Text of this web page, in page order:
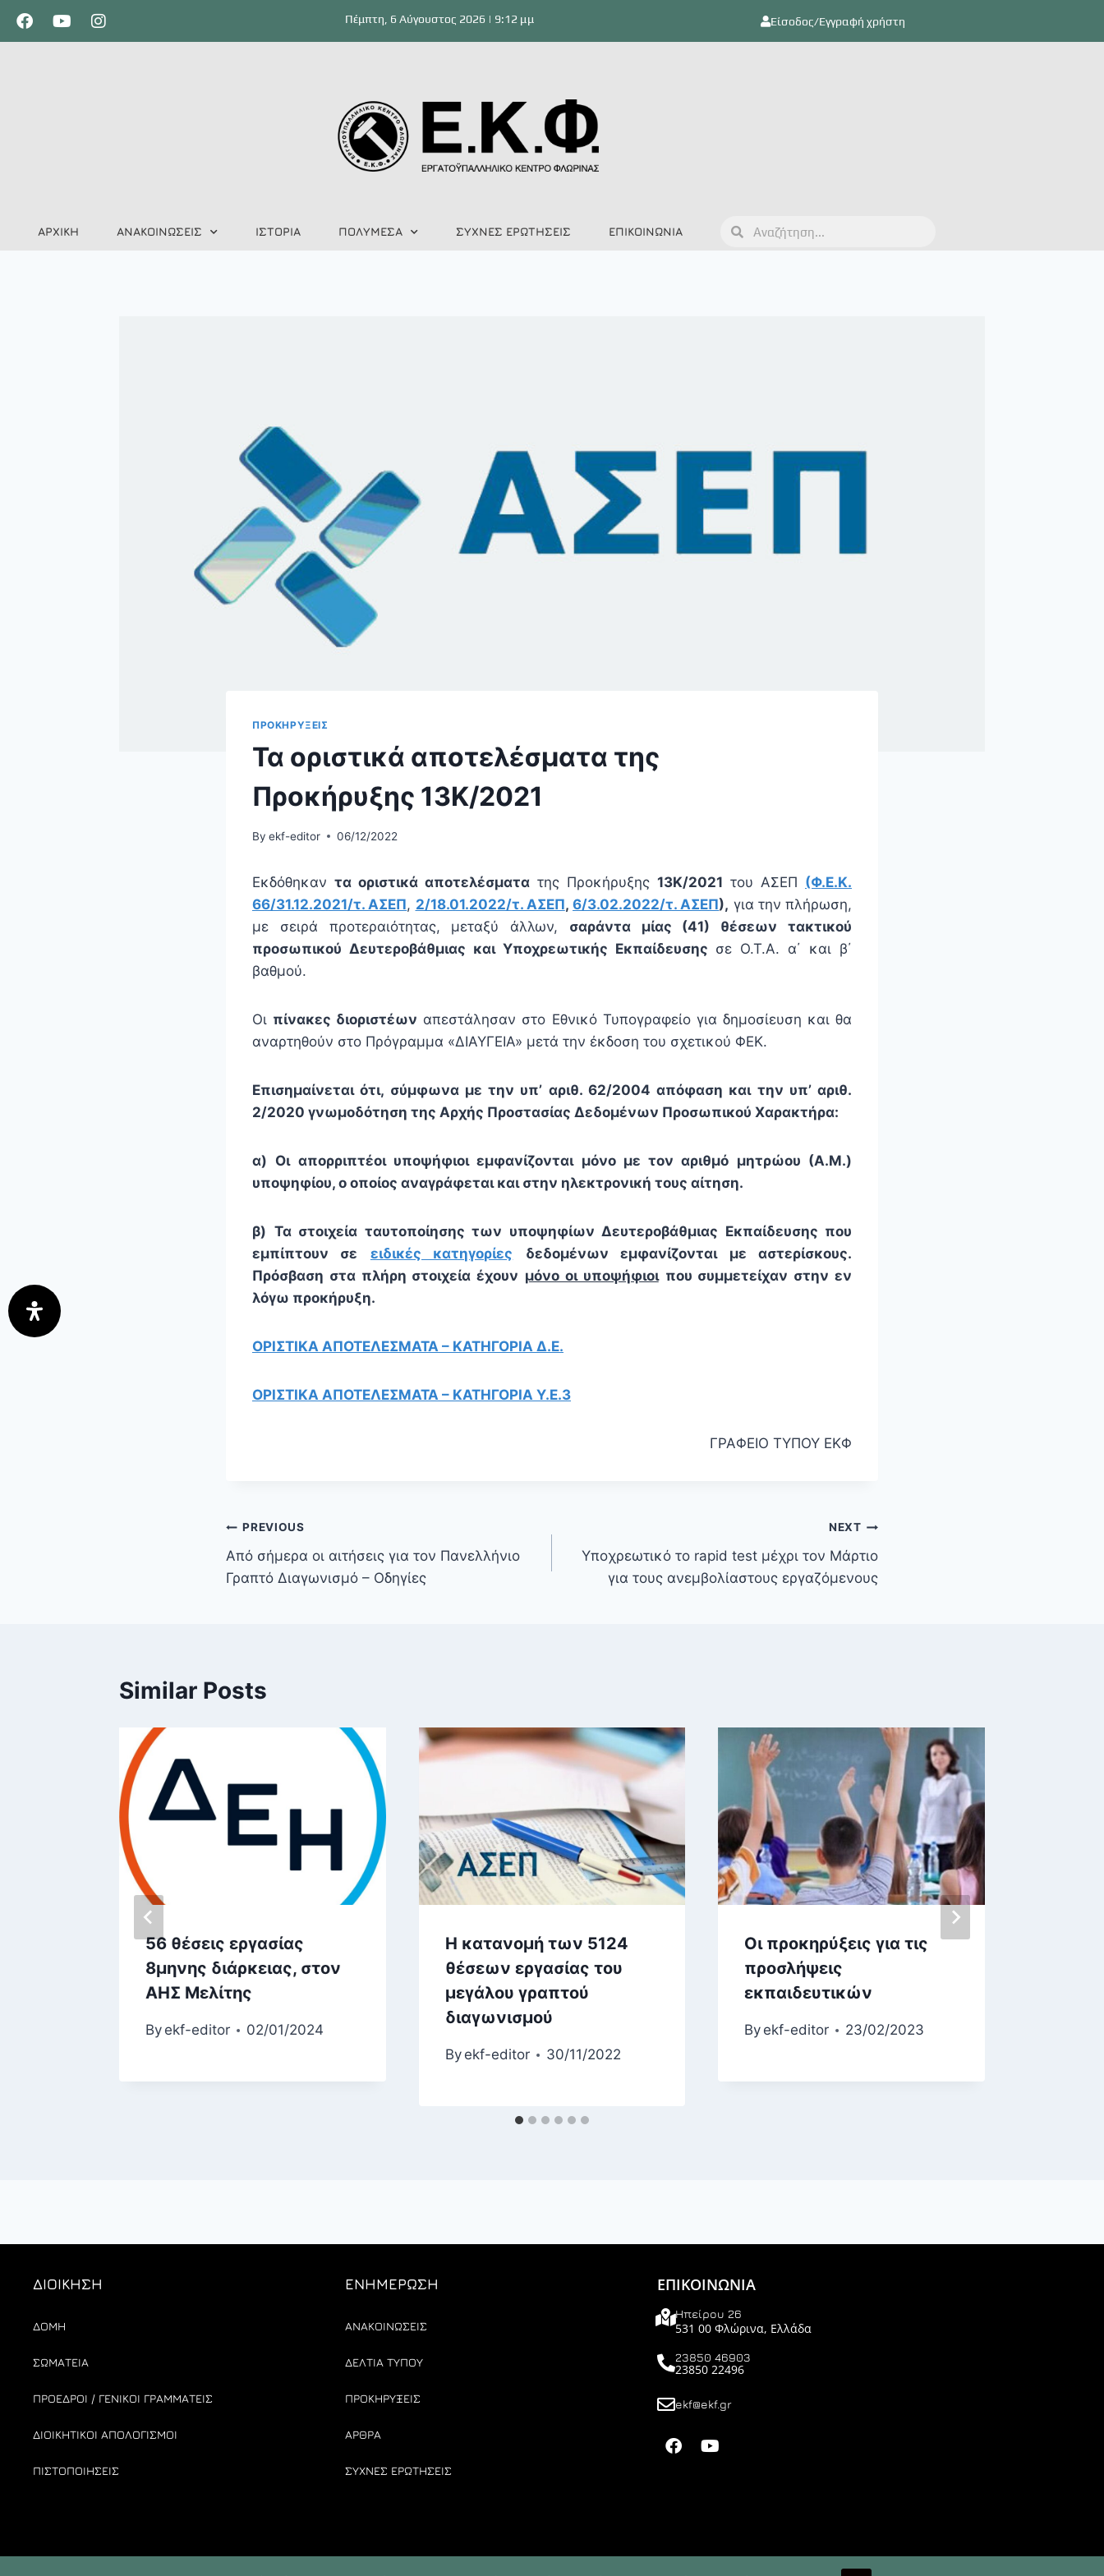
Πέμπτη, 6 Αύγουστος 2026 | 9:12 μμ Είσοδος/Εγγραφή χρήστη
ΑΡΧΙΚΗ ΑΝΑΚΟΙΝΩΣΕΙΣ ΙΣΤΟΡΙΑ ΠΟΛΥΜΕΣΑ ΣΥΧΝΕΣ ΕΡΩΤΗΣΕΙΣ ΕΠΙΚΟΙΝΩΝΙΑ
ΠΡΟΚΗΡΥΞΕΙΣ
Τα οριστικά αποτελέσματα της
Προκήρυξης 13Κ/2021
By ekf-editor 06/12/2022
Εκδόθηκαν τα οριστικά αποτελέσματα της Προκήρυξης 13Κ/2021 του ΑΣΕΠ (Φ.Ε.Κ.
66/31.12.2021/τ. ΑΣΕΠ, 2/18.01.2022/τ. ΑΣΕΠ, 6/3.02.2022/τ. ΑΣΕΠ), για την πλήρωση,
με σειρά προτεραιότητας, μεταξύ άλλων, σαράντα μίας (41) θέσεων τακτικού
προσωπικού Δευτεροβάθμιας και Υποχρεωτικής Εκπαίδευσης σε Ο.Τ.Α. α΄ και β΄
βαθμού.
Οι πίνακες διοριστέων απεστάλησαν στο Εθνικό Τυπογραφείο για δημοσίευση και θα
αναρτηθούν στο Πρόγραμμα «ΔΙΑΥΓΕΙΑ» μετά την έκδοση του σχετικού ΦΕΚ.
Επισημαίνεται ότι, σύμφωνα με την υπ’ αριθ. 62/2004 απόφαση και την υπ’ αριθ.
2/2020 γνωμοδότηση της Αρχής Προστασίας Δεδομένων Προσωπικού Χαρακτήρα:
α) Οι απορριπτέοι υποψήφιοι εμφανίζονται μόνο με τον αριθμό μητρώου (Α.Μ.)
υποψηφίου, ο οποίος αναγράφεται και στην ηλεκτρονική τους αίτηση.
β) Τα στοιχεία ταυτοποίησης των υποψηφίων Δευτεροβάθμιας Εκπαίδευσης που
εμπίπτουν σε
ειδικές κατηγορίες
δεδομένων εμφανίζονται με αστερίσκους.
Πρόσβαση στα πλήρη στοιχεία έχουν μόνο οι υποψήφιοι που συμμετείχαν στην εν
λόγω προκήρυξη.
ΟΡΙΣΤΙΚΑ ΑΠΟΤΕΛΕΣΜΑΤΑ – ΚΑΤΗΓΟΡΙΑ Δ.Ε.
ΟΡΙΣΤΙΚΑ ΑΠΟΤΕΛΕΣΜΑΤΑ – ΚΑΤΗΓΟΡΙΑ Υ.Ε.3
ΓΡΑΦΕΙΟ ΤΥΠΟΥ ΕΚΦ
PREVIOUS
Από σήμερα οι αιτήσεις για τον Πανελλήνιο
Γραπτό Διαγωνισμό – Οδηγίες
NEXT
Υποχρεωτικό το rapid test μέχρι τον Μάρτιο
για τους ανεμβολίαστους εργαζόμενους
Similar Posts
56 θέσεις εργασίας
8μηνης διάρκειας, στον
ΑΗΣ Μελίτης
By ekf-editor 02/01/2024
Η κατανομή των 5124
θέσεων εργασίας του
μεγάλου γραπτού
διαγωνισμού
By ekf-editor 30/11/2022
Οι προκηρύξεις για τις
προσλήψεις
εκπαιδευτικών
By ekf-editor 23/02/2023
ΔΙΟΙΚΗΣΗ
ΔΟΜΗ
ΣΩΜΑΤΕΙΑ
ΠΡΟΕΔΡΟΙ / ΓΕΝΙΚΟΙ ΓΡΑΜΜΑΤΕΙΣ
ΔΙΟΙΚΗΤΙΚΟΙ ΑΠΟΛΟΓΙΣΜΟΙ
ΠΙΣΤΟΠΟΙΗΣΕΙΣ
ΕΝΗΜΕΡΩΣΗ
ΑΝΑΚΟΙΝΩΣΕΙΣ
ΔΕΛΤΙΑ ΤΥΠΟΥ
ΠΡΟΚΗΡΥΞΕΙΣ
ΑΡΘΡΑ
ΣΥΧΝΕΣ ΕΡΩΤΗΣΕΙΣ
ΕΠΙΚΟΙΝΩΝΙΑ
Ηπείρου 26
531 00 Φλώρινα, Ελλάδα
23850 46903
23850 22496
ekf@ekf.gr